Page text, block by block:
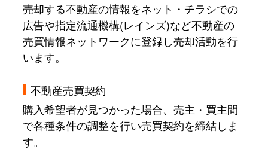
売却する不動産の情報をネット・チラシでの
広告や指定流通機構(レインズ)など不動産の
売買情報ネットワークに登録し売却活動を行
います。
不動産売買契約
購入希望者が見つかった場合、売主・買主間
で各種条件の調整を行い売買契約を締結しま
す。